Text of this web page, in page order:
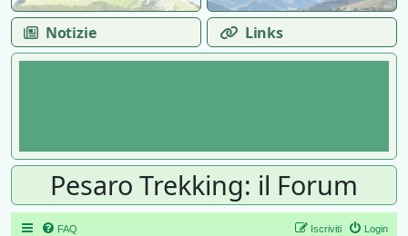
Pesaro Trekking: il Forum
FAQ Login
Iscriviti
Notizie Links